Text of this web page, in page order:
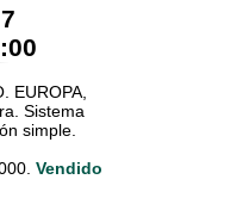
EUROPA,
Sistema
simple.
Vendido